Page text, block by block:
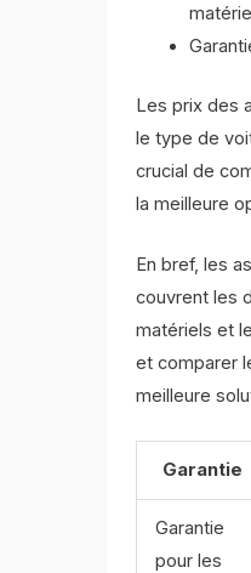
Les prix des
le type de
crucial de
la meilleure
En bref, les
couvrent les
matériels et
et comparer
meilleure
Garantie
Garantie
pour les